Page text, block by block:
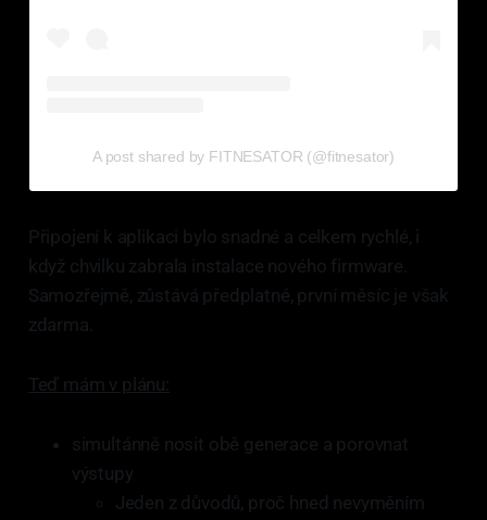
A post shared by FITNESATOR (@fitnesator)
Připojení k aplikaci bylo snadné a celkem rychlé, i
když chvilku zabrala instalace nového firmware.
Samozřejmě, zůstává předplatné, první měsíc je však
zdarma.
Teď mám v plánu:
simultánně nosit obě generace a porovnat
výstupy
Jeden z důvodů, proč hned nevyměním